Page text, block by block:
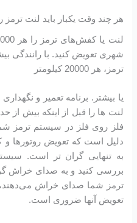
هر چند وقت یکبار باید لنت ترمز را
شهری تعویض کنید. با رانندگی
ترمز، هر 20000 کیلومتر
یا بیشتر. برنامه تعمیر و نگهداری
لنت ها را قبل از اینکه بیش از
فلز روی فلز در سیستم ترمز شما
دلیل است که تعویض روتورها و
به تنهایی گران تر است.
بررسی کنید و به صدای خراش گوش
ترمز شما صدای خراش می‌دهند،
تعویض آنها ضروری است.